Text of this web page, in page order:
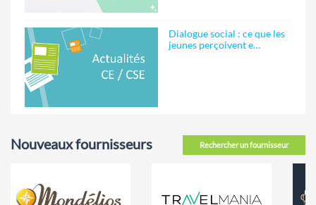
Dialogue social : ce que les
jeunes perçoivent e…
Rechercher un fournisseur
Nouveaux fournisseurs